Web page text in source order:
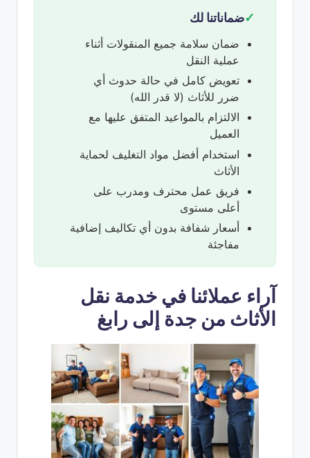
ضماناتنا لك
ضمان سلامة جميع المنقولات أثناء
عملية النقل
تعويض كامل في حالة حدوث أي
ضرر للأثاث (لا قدر الله)
الالتزام بالمواعيد المتفق عليها مع
العميل
استخدام أفضل مواد التغليف لحماية
الأثاث
فريق عمل محترف ومدرب على
أعلى مستوى
أسعار شفافة بدون أي تكاليف إضافية
مفاجئة
آراء عملائنا في خدمة نقل
الأثاث من جدة إلى رابغ